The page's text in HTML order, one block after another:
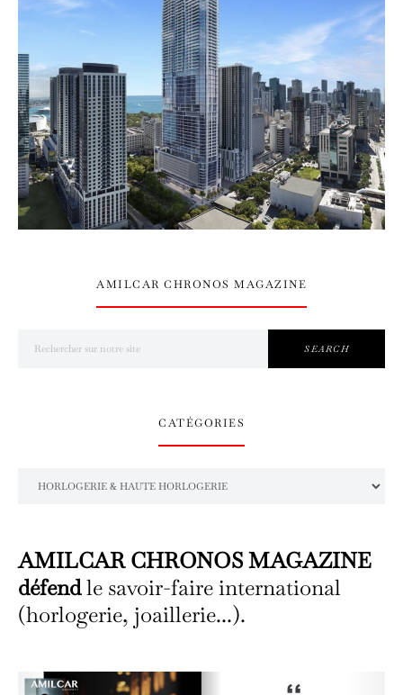
AMILCAR CHRONOS MAGAZINE
SEARCH
CATÉGORIES
AMILCAR CHRONOS MAGAZINE
défendle savoir-faire international
(horlogerie, joaillerie...).